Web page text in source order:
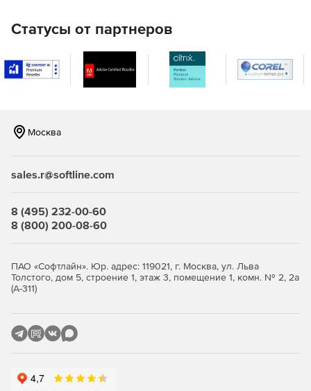
Статусы от партнеров
Москва
sales.r@softline.com
8 (495) 232-00-60
8 (800) 200-08-60
ПАО «Софтлайн». Юр. адрес: 119021, г. Москва, ул. Льва
Толстого, дом 5, строение 1, этаж 3, помещение 1, комн. № 2, 2а
(А-311)